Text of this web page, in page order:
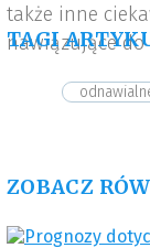
także inne
nawiązujące
TAGI
ZOBACZ